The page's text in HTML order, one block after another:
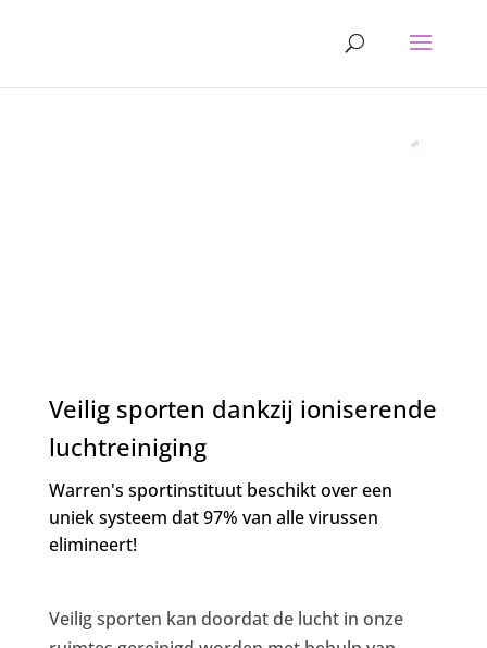
Veilig sporten dankzij ioniserende
luchtreiniging
Warren's sportinstituut beschikt over een
uniek systeem dat 97% van alle virussen
elimineert!
Veilig sporten kan doordat de lucht in onze